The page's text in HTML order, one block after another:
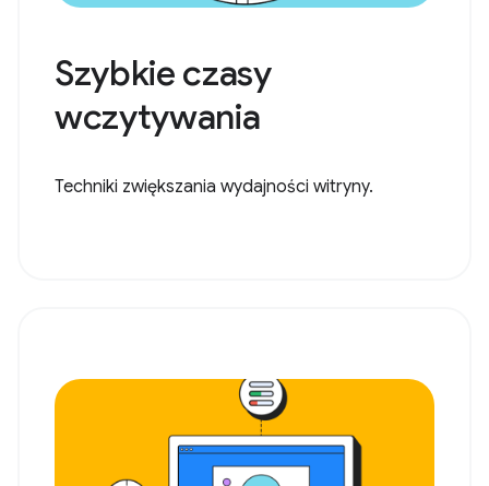
Szybkie czasy
wczytywania
Techniki zwiększania wydajności witryny.